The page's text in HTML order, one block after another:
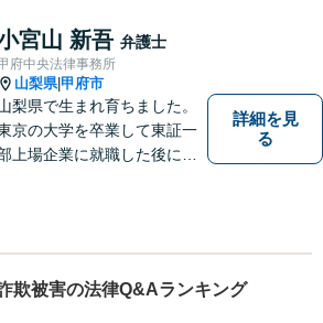
せください。お気持ちに寄り
い、より良い選択ができる
よう全力を尽くします。【法
ラス利用可】
宮山 新吾 弁護士
府中央法律事務所
山梨県|甲府市
梨県で生まれ育ちました。
京の大学を卒業して東証一
上場企業に就職した後に司
弁護士登録した後は、山梨
県内を中心に様々な案件を取
扱ってきました。
詳細を見
る
欺被害の法律Q&Aランキング